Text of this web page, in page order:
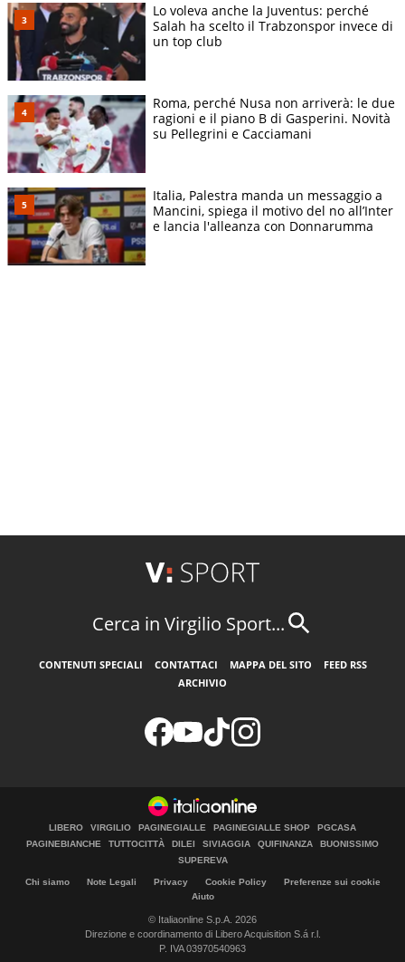
Lo voleva anche la Juventus: perché
Salah ha scelto il Trabzonspor invece di
un top club
Roma, perché Nusa non arriverà: le due
ragioni e il piano B di Gasperini. Novità
su Pellegrini e Cacciamani
Italia, Palestra manda un messaggio a
Mancini, spiega il motivo del no all’Inter
e lancia l'alleanza con Donnarumma
Cerca in Virgilio Sport...
CONTENUTI SPECIALI CONTATTACI MAPPA DEL SITO
FEED RSS
ARCHIVIO
LIBERO VIRGILIO PAGINEGIALLE PAGINEGIALLE SHOP
PGCASA
PAGINEBIANCHE
TUTTOCITTÀ DILEI SIVIAGGIA QUIFINANZA
BUONISSIMO
SUPEREVA
Chi siamo Note Legali Privacy Cookie Policy
Preferenze sui cookie
Aiuto
© Italiaonline S.p.A. 2026
Direzione e coordinamento di Libero Acquisition S.á r.l.
P. IVA 03970540963